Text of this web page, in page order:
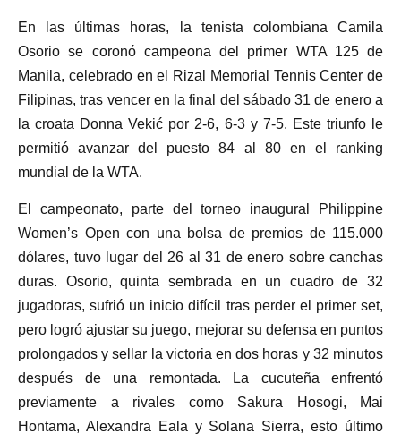
En las últimas horas, la tenista colombiana Camila
Osorio se coronó campeona del primer WTA 125 de
Manila, celebrado en el Rizal Memorial Tennis Center de
Filipinas, tras vencer en la final del sábado 31 de enero a
la croata Donna Vekić por 2-6, 6-3 y 7-5. Este triunfo le
permitió avanzar del puesto 84 al 80 en el ranking
mundial de la WTA.
El campeonato, parte del torneo inaugural Philippine
Women’s Open con una bolsa de premios de 115.000
dólares, tuvo lugar del 26 al 31 de enero sobre canchas
duras. Osorio, quinta sembrada en un cuadro de 32
jugadoras, sufrió un inicio difícil tras perder el primer set,
pero logró ajustar su juego, mejorar su defensa en puntos
prolongados y sellar la victoria en dos horas y 32 minutos
después de una remontada. La cucuteña enfrentó
previamente a rivales como Sakura Hosogi, Mai
Hontama, Alexandra Eala y Solana Sierra, esto último